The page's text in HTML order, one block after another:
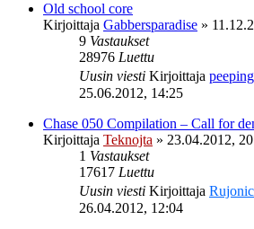
Old school core
Kirjoittaja Gabbersparadise »
9 Vastaukset
28976 Luettu
Uusin viesti Kirjoittaja
25.06.2012, 14:25
Chase 050 Compilation – Call for
Kirjoittaja Teknojta » 23.04.2012,
1 Vastaukset
17617 Luettu
Uusin viesti Kirjoittaja Rujonic
26.04.2012, 12:04